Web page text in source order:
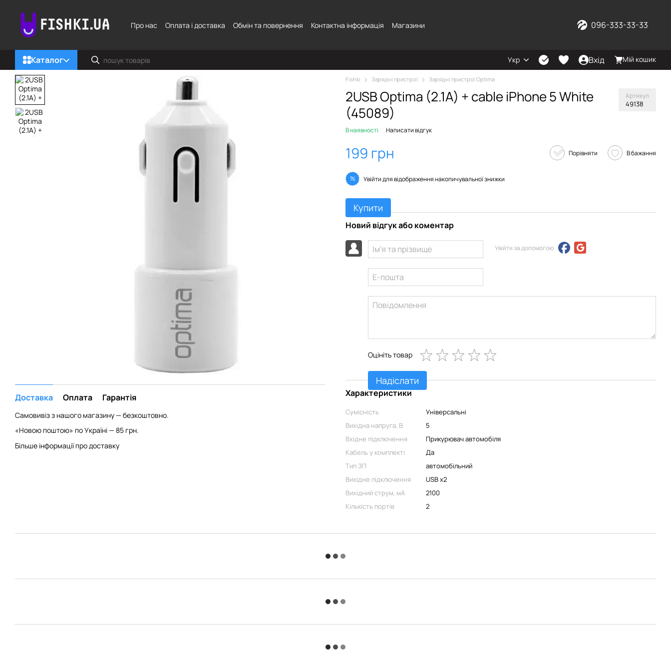
Про нас
Оплата і доставка Обмін та повернення Контактна інформація Магазини 096-333-33-33
Каталог Укр Вхід Мій кошик
Доставка Оплата Гарантія
Самовивіз з нашого магазину — безкоштовно.
«Новою поштою» по Україні — 85 грн.
Більше інформації про доставку
Fishki Зарядні пристрої Зарядні пристрої Optima
2USB Optima (2.1A) + cable iPhone 5 White
(45089)
Артикул
49138
В наявності Написати відгук
199 грн Порівняти В бажання
% Увійтидля відображення накопичувальної знижки
Купити
Новий відгук або коментар
Увійти за допомогою
Оцініть товар
Надіслати
Характеристики
Сумісність
Універсальні
Вихідна напруга, В
5
Вхідне підключення
Прикурювач автомобіля
Кабель у комплекті
Да
Тип ЗП
автомобільний
Вихідне підключення
USB x2
Вихідний струм, мA
2100
Кількість портів
2